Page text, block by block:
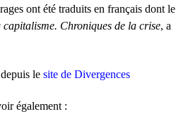
ont été traduits en français dont le
capitalisme. Chroniques de la crise, a
le site de Divergences
également :